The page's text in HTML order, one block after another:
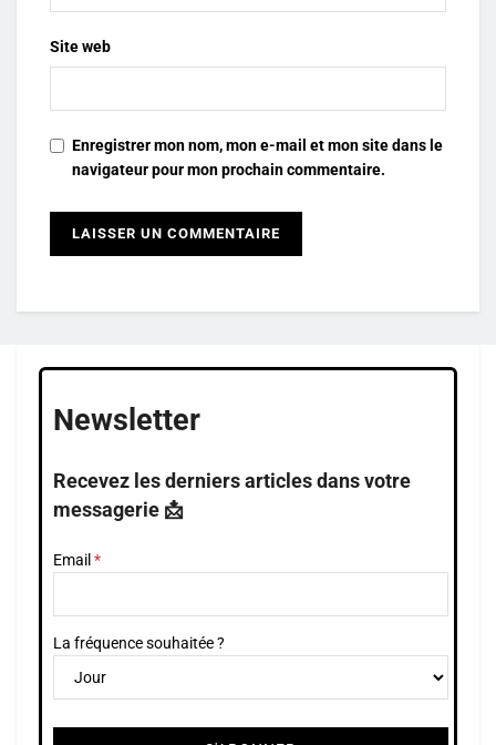
Site web
Enregistrer mon nom, mon e-mail et mon site dans le
navigateur pour mon prochain commentaire.
Newsletter
Recevez les derniers articles dans votre
messagerie 📩
Email
La fréquence souhaitée ?